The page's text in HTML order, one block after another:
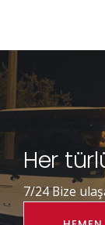
Her
7/24 Bize